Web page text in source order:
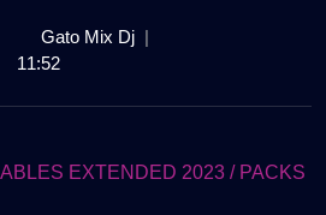
Gato Mix DjPACK
–
|
11:52
EXTENDED 2023 / PACKS